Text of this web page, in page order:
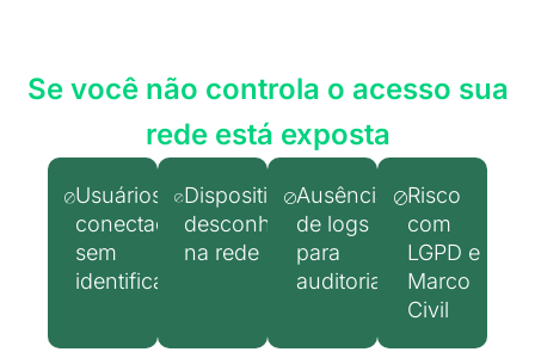
Se você não controla o acesso sua
rede está exposta
Usuários
conectados
sem
identificação
Dispositivos
desconhecidos
na rede
Ausência
de logs
para
auditoria
Risco
com
LGPD e
Marco
Civil